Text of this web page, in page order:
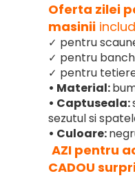
Oferta zilei
masinii
✓ pentru
✓ pentru
✓ pentru
• Material:
• Captuseala:
sezutul si
• Culoare:
AZI pentru
CADOU